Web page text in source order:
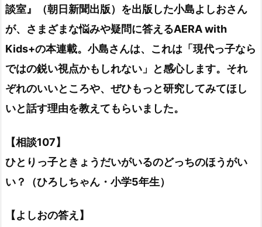
談室』（朝日新聞出版）を出版した小島よしおさん
が、さまざまな悩みや疑問に答えるAERA with
Kids+の本連載。小島さんは、これは「現代っ子なら
ではの鋭い視点かもしれない」と感心します。それ
ぞれのいいところや、ぜひもっと研究してみてほし
いと話す理由を教えてもらいました。
【相談107】
ひとりっ子ときょうだいがいるのどっちのほうがい
い？（ひろしちゃん・小学5年生）
【よしおの答え】